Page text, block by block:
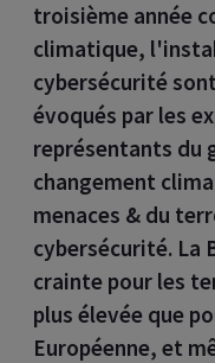
troisième année
climatique,
cybersécurité
évoqués par les
représentants du
changement
menaces & du
cybersécurité. La
crainte pour les
plus élevée que
Européenne, et